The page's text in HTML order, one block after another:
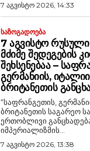
7 აგვისტო 2026, 14:33
ᲡᲐᲖᲝᲒᲐᲓᲝᲔᲑᲐ
7 ᲐᲒᲕᲘᲡᲢᲝ
ᲛᲫᲘᲛᲔ ᲨᲔᲓᲔᲒᲔᲑᲘᲡ
ᲨᲔᲮᲡᲔᲜᲔᲑᲐᲐ –
ᲒᲔᲠᲛᲐᲜᲘᲘᲡ,
ᲑᲠᲘᲢᲐᲜᲔᲗᲘᲡ
“საფრანგეთის,
ბრიტანეთის საგარეო
ერთობლივი
იმპერიალიზმის...
7 აგვისტო 2026, 13:38